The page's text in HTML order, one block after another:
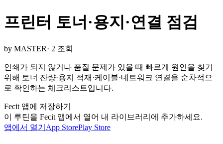
프린터 토너·용지·연결 점검
by MASTER· 2 조회
인쇄가 되지 않거나 품질 문제가 있을 때 빠르게 원인을 찾기
위해 토너 잔량·용지 적재·케이블·네트워크 연결을 순차적으
로 확인하는 체크리스트입니다.
Fecit 앱에 저장하기
이 루틴을 Fecit 앱에서 열어 내 라이브러리에 추가하세요.
앱에서 열기 App StorePlay Store